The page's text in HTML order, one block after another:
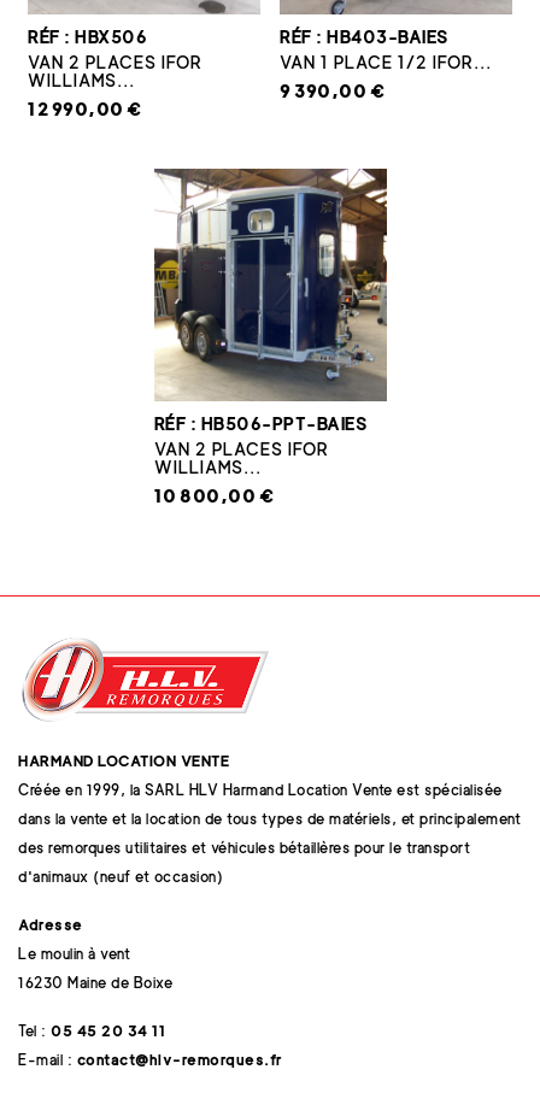
RÉF : HBX506
VAN 2 PLACES IFOR
WILLIAMS...
12 990,00 €
RÉF : HB403-BAIES
VAN 1 PLACE 1/2 IFOR...
9 390,00 €
RÉF : HB506-PPT-BAIES
VAN 2 PLACES IFOR
WILLIAMS...
10 800,00 €
HARMAND LOCATION VENTE
Créée en 1999, la SARL HLV Harmand Location Vente est spécialisée
dans la vente et la location de tous types de matériels, et principalement
des remorques utilitaires et véhicules bétaillères pour le transport
d'animaux (neuf et occasion)
Adresse
Le moulin à vent
16230 Maine de Boixe
Tel : 05 45 20 34 11
E-mail : contact@hlv-remorques.fr